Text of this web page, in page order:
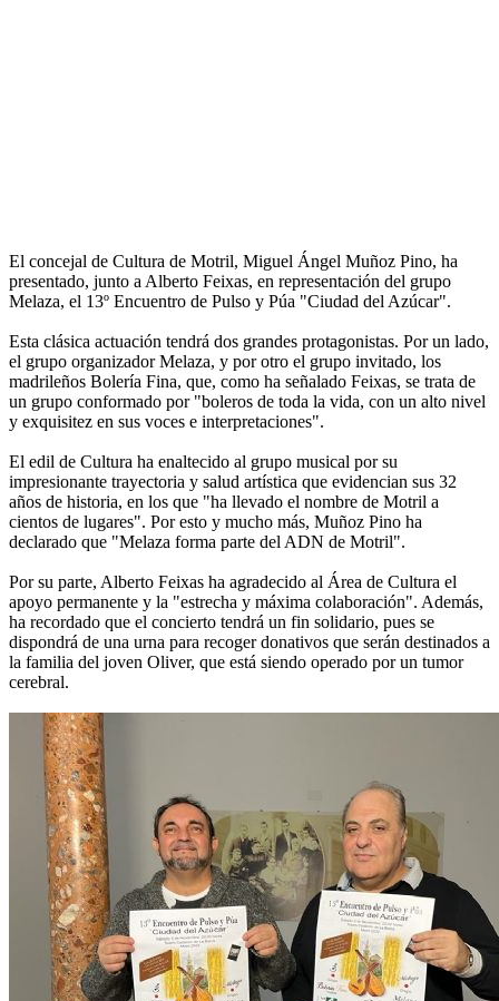
El concejal de Cultura de Motril, Miguel Ángel Muñoz Pino, ha
presentado, junto a Alberto Feixas, en representación del grupo
Melaza, el 13º Encuentro de Pulso y Púa "Ciudad del Azúcar".
Esta clásica actuación tendrá dos grandes protagonistas. Por un lado,
el grupo organizador Melaza, y por otro el grupo invitado, los
madrileños Bolería Fina, que, como ha señalado Feixas, se trata de
un grupo conformado por "boleros de toda la vida, con un alto nivel
y exquisitez en sus voces e interpretaciones".
El edil de Cultura ha enaltecido al grupo musical por su
impresionante trayectoria y salud artística que evidencian sus 32
años de historia, en los que "ha llevado el nombre de Motril a
cientos de lugares". Por esto y mucho más, Muñoz Pino ha
declarado que "Melaza forma parte del ADN de Motril".
Por su parte, Alberto Feixas ha agradecido al Área de Cultura el
apoyo permanente y la "estrecha y máxima colaboración". Además,
ha recordado que el concierto tendrá un fin solidario, pues se
dispondrá de una urna para recoger donativos que serán destinados a
la familia del joven Oliver, que está siendo operado por un tumor
cerebral.